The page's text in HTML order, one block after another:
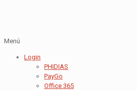
Menú
Login
PHIDIAS
PayGo
Office 365